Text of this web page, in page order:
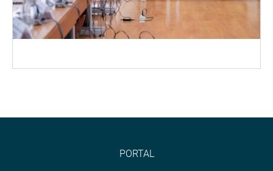
PORTAL